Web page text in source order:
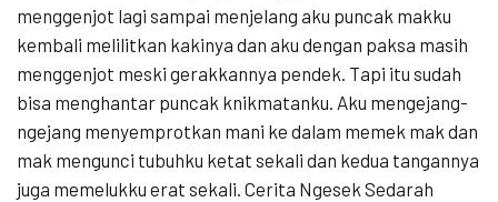
menggenjot lagi sampai menjelang aku puncak makku
kembali melilitkan kakinya dan aku dengan paksa masih
menggenjot meski gerakkannya pendek. Tapi itu sudah
bisa menghantar puncak knikmatanku. Aku mengejang-
ngejang menyemprotkan mani ke dalam memek mak dan
mak mengunci tubuhku ketat sekali dan kedua tangannya
juga memelukku erat sekali. Cerita Ngesek Sedarah